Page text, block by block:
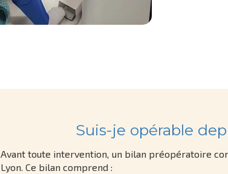
Suis-je opérable
Avant toute intervention, un bilan préopératoire
Lyon. Ce bilan comprend :